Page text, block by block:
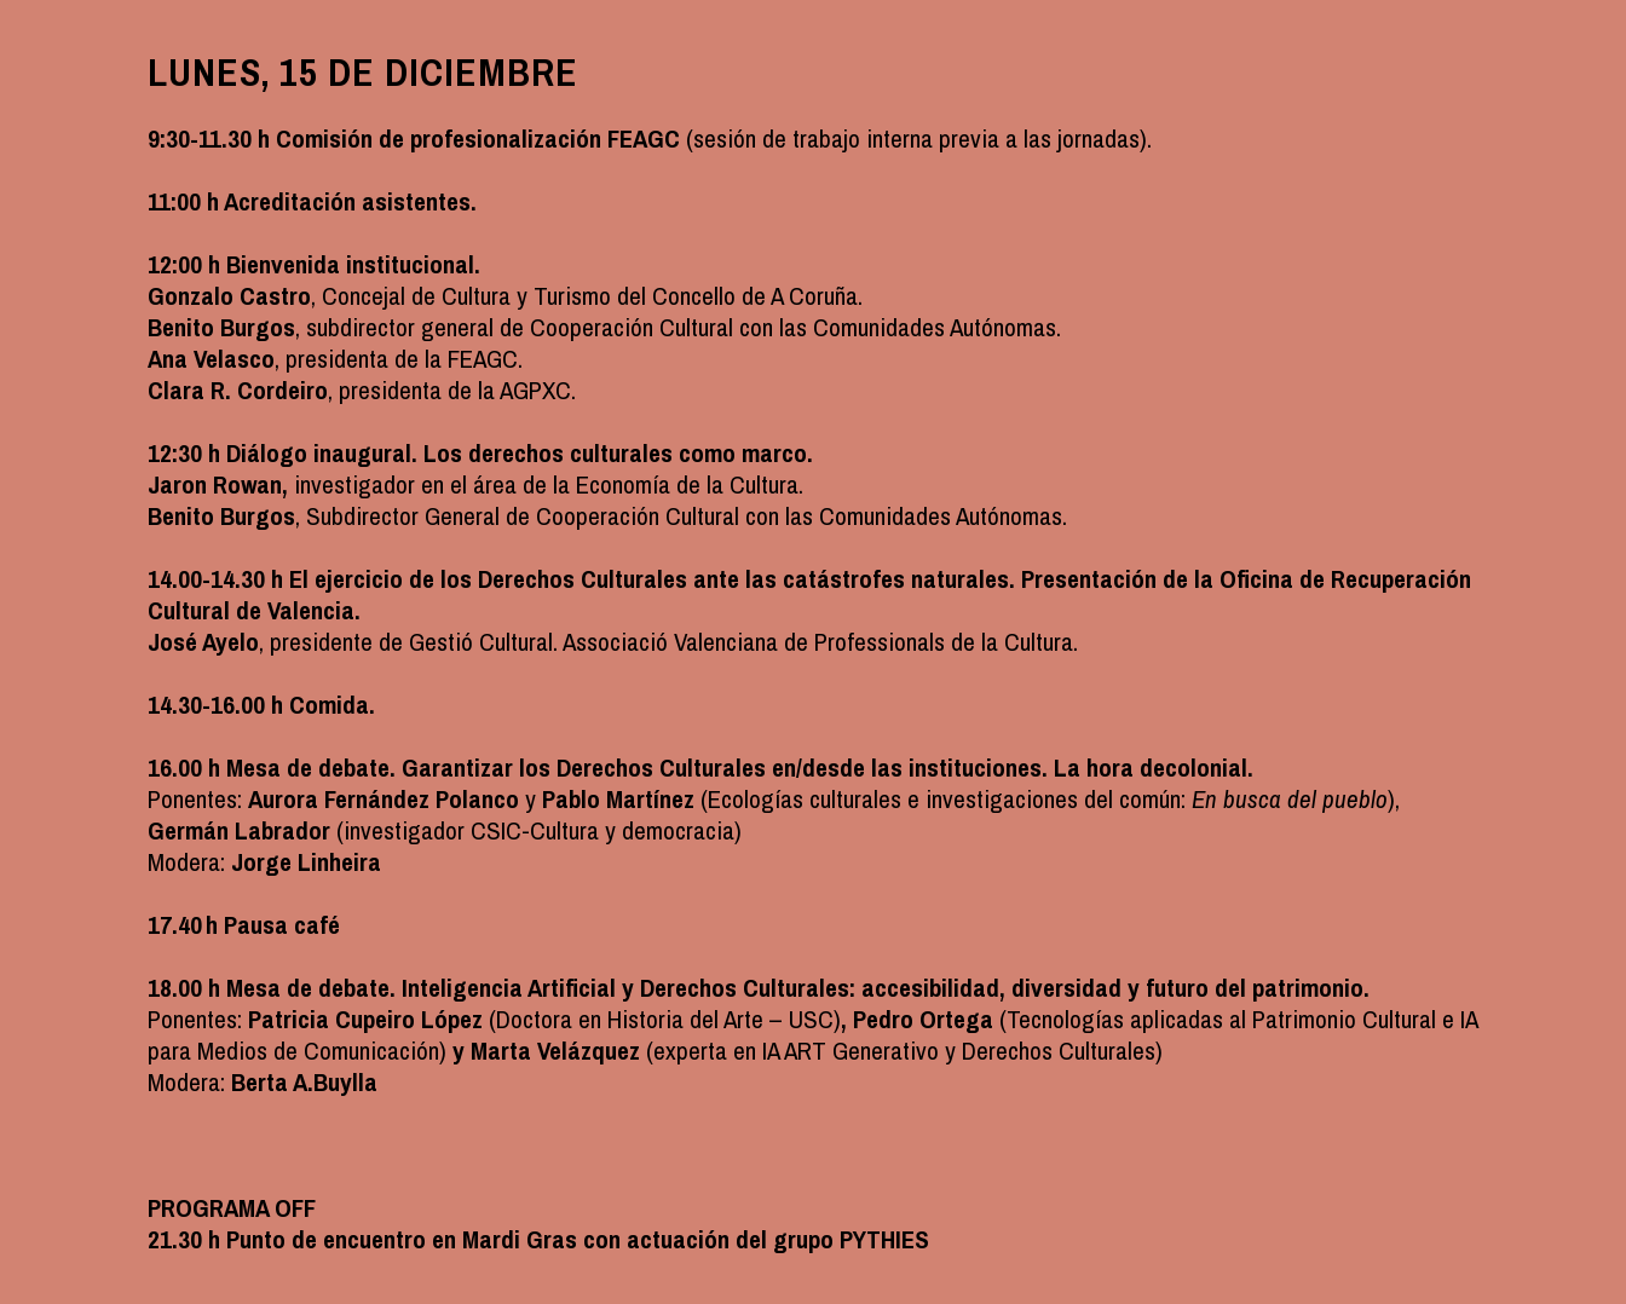
LUNES, 15 DE DICIEMBRE
9:30-11.30 h Comisión de profesionalización FEAGC (sesión de trabajo interna previa a las jornadas).
11:00 h Acreditación asistentes.
12:00 h Bienvenida institucional.
Gonzalo Castro, Concejal de Cultura y Turismo del Concello de A Coruña.
Benito Burgos, subdirector general de Cooperación Cultural con las Comunidades Autónomas.
Ana Velasco, presidenta de la FEAGC.
Clara R. Cordeiro, presidenta de la AGPXC.
12:30 h Diálogo inaugural. Los derechos culturales como marco.
Jaron Rowan, investigador en el área de la Economía de la Cultura.
Benito Burgos, Subdirector General de Cooperación Cultural con las Comunidades Autónomas.
14.00-14.30 h El ejercicio de los Derechos Culturales ante las catástrofes naturales. Presentación de la Oficina de Recuperación
Cultural de Valencia.
José Ayelo, presidente de Gestió Cultural. Associació Valenciana de Professionals de la Cultura.
14.30-16.00 h Comida.
16.00 h Mesa de debate. Garantizar los Derechos Culturales en/desde las instituciones. La hora decolonial.
Ponentes: Aurora Fernández Polanco y Pablo Martínez (Ecologías culturales e investigaciones del común: En busca del pueblo),
Germán Labrador (investigador CSIC-Cultura y democracia)
Modera: Jorge Linheira
17.40 h Pausa café
18.00 h Mesa de debate. Inteligencia Artificial y Derechos Culturales: accesibilidad, diversidad y futuro del patrimonio.
Ponentes: Patricia Cupeiro López (Doctora en Historia del Arte – USC), Pedro Ortega (Tecnologías aplicadas al Patrimonio Cultural e IA
para Medios de Comunicación) y Marta Velázquez (experta en IA ART Generativo y Derechos Culturales)
Modera: Berta A.Buylla
PROGRAMA OFF
21.30 h Punto de encuentro en Mardi Gras con actuación del grupo PYTHIES